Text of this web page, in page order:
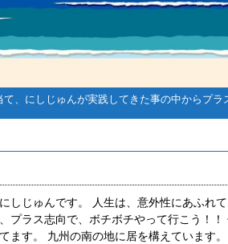
、にしじゅんが実践してきた事の中からプラ
しじゅんです。 人生は、意外性にあふれ
プラス志向で、ボチボチやって行こう！
ます。 九州の南の地に居を構えています